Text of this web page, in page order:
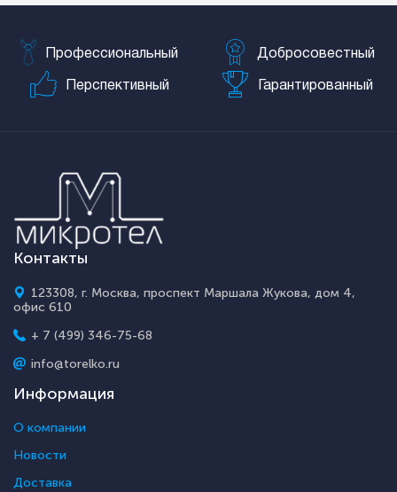
Профессиональный Добросовестный
Перспективный Гарантированный
Контакты
123308, г. Москва, проспект Маршала Жукова, дом 4,
офис 610
+ 7 (499) 346-75-68
info@torelko.ru
Информация
О компании
Новости
Доставка